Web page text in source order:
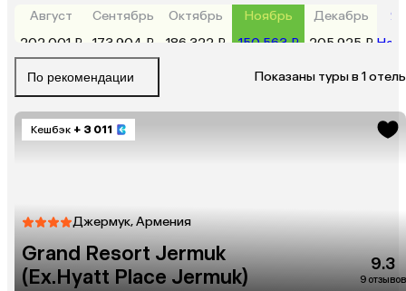
Август
202 001 ₽
Сентябрь
173 904 ₽
Октябрь
186 322 ₽
Ноябрь
150 563 ₽
Декабрь
205 925 ₽ Нет
По рекомендации Показаны туры в 1 отель
Кешбэк + 3 011
Джермук, Армения
Grand Resort Jermuk
(Ex.Hyatt Place Jermuk)
9.3
9 отзывов